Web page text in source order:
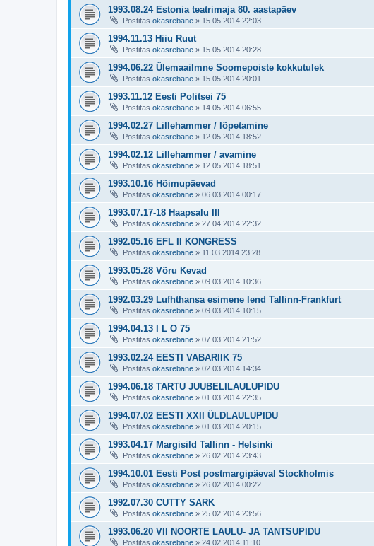
1993.08.24 Estonia teatrimaja 80. aastapäev
Postitas okasrebane » 15.05.2014 22:03
1994.11.13 Hiiu Ruut
Postitas okasrebane » 15.05.2014 20:28
1994.06.22 Ülemaailmne Soomepoiste kokkutulek
Postitas okasrebane » 15.05.2014 20:01
1993.11.12 Eesti Politsei 75
Postitas okasrebane » 14.05.2014 06:55
1994.02.27 Lillehammer / lõpetamine
Postitas okasrebane » 12.05.2014 18:52
1994.02.12 Lillehammer / avamine
Postitas okasrebane » 12.05.2014 18:51
1993.10.16 Hõimupäevad
Postitas okasrebane » 06.03.2014 00:17
1993.07.17-18 Haapsalu III
Postitas okasrebane » 27.04.2014 22:32
1992.05.16 EFL II KONGRESS
Postitas okasrebane » 11.03.2014 23:28
1993.05.28 Võru Kevad
Postitas okasrebane » 09.03.2014 10:36
1992.03.29 Lufhthansa esimene lend Tallinn-Frankfurt
Postitas okasrebane » 09.03.2014 10:15
1994.04.13 I L O 75
Postitas okasrebane » 07.03.2014 21:52
1993.02.24 EESTI VABARIIK 75
Postitas okasrebane » 02.03.2014 14:34
1994.06.18 TARTU JUUBELILAULUPIDU
Postitas okasrebane » 01.03.2014 22:35
1994.07.02 EESTI XXII ÜLDLAULUPIDU
Postitas okasrebane » 01.03.2014 20:15
1993.04.17 Margisild Tallinn - Helsinki
Postitas okasrebane » 26.02.2014 23:43
1994.10.01 Eesti Post postmargipäeval Stockholmis
Postitas okasrebane » 26.02.2014 00:22
1992.07.30 CUTTY SARK
Postitas okasrebane » 25.02.2014 23:56
1993.06.20 VII NOORTE LAULU- JA TANTSUPIDU
Postitas okasrebane » 24.02.2014 11:10